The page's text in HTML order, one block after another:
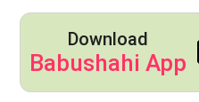
Download
Babushahi App